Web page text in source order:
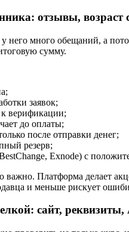
отзывы, возраст
много обещаний, а
сумму.
заявок;
верификации;
до оплаты;
после отправки денег;
резерв;
Exnode) с
важно. Платформа делает
и меньше рискует
сайт,